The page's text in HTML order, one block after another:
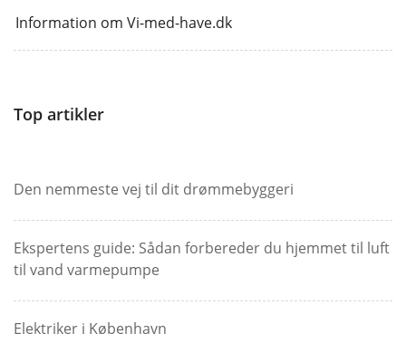
Information om Vi-med-have.dk
Top artikler
Den nemmeste vej til dit drømmebyggeri
Ekspertens guide: Sådan forbereder du hjemmet til luft
til vand varmepumpe
Elektriker i København